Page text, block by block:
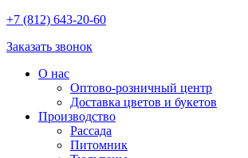
+7 (812) 643-20-60
Заказать звонок
О нас
Оптово-розничный центр
Доставка цветов и букетов
Производство
Рассада
Питомник